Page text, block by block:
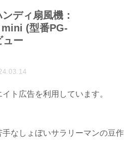
ディ扇風機：
(型番PG-
ュー
ト広告を利用しています。
なしょぼいサラリーマンの豆作